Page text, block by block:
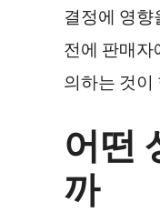
결정에 영향
전에 판매
의하는 것
어떤
까